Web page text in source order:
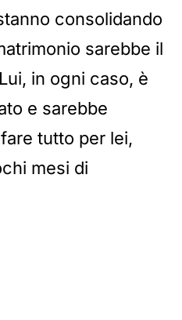
consolidando
sarebbe il
in ogni caso, è
e sarebbe
tutto per lei,
mesi di